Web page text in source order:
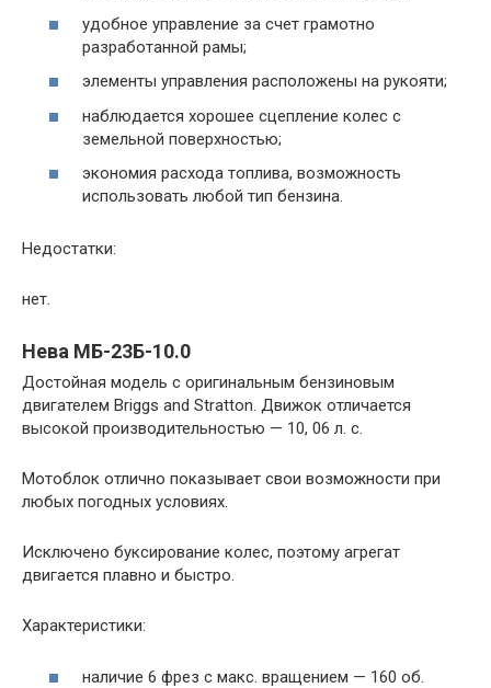
удобное управление за счет грамотно
разработанной рамы;
элементы управления расположены на рукояти;
наблюдается хорошее сцепление колес с
земельной поверхностью;
экономия расхода топлива, возможность
использовать любой тип бензина.
Недостатки:
нет.
Нева МБ-23Б-10.0
Достойная модель с оригинальным бензиновым
двигателем Briggs and Stratton. Движок отличается
высокой производительностью — 10, 06 л. с.
Мотоблок отлично показывает свои возможности при
любых погодных условиях.
Исключено буксирование колес, поэтому агрегат
двигается плавно и быстро.
Характеристики:
наличие 6 фрез с макс. вращением — 160 об.